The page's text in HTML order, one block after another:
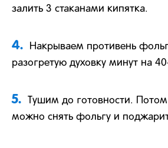
залить 3 стаканами кипятка.
4.
Накрываем противень
разогретую духовку минут на
5.
Тушим до готовности.
можно снять фольгу и